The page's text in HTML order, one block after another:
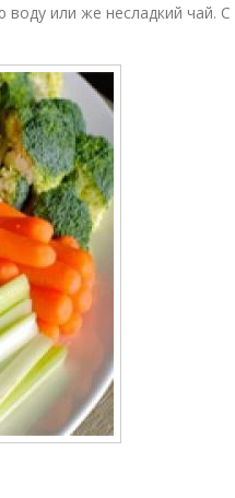
или же несладкий чай. С